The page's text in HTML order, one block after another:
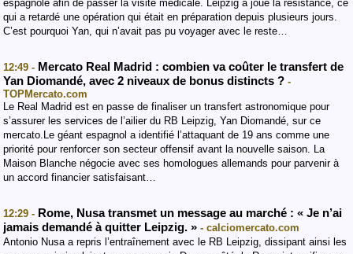
espagnole afin de passer la visite médicale. Leipzig a joué la résistance, ce
qui a retardé une opération qui était en préparation depuis plusieurs jours.
C’est pourquoi Yan, qui n’avait pas pu voyager avec le reste…
12:49 - Mercato Real Madrid : combien va coûter le transfert de
Yan Diomandé, avec 2 niveaux de bonus distincts ? -
TOPMercato.com
Le Real Madrid est en passe de finaliser un transfert astronomique pour
s’assurer les services de l’ailier du RB Leipzig, Yan Diomandé, sur ce
mercato.Le géant espagnol a identifié l’attaquant de 19 ans comme une
priorité pour renforcer son secteur offensif avant la nouvelle saison. La
Maison Blanche négocie avec ses homologues allemands pour parvenir à
un accord financier satisfaisant…
12:29 - Rome, Nusa transmet un message au marché : « Je n’ai
jamais demandé à quitter Leipzig. » - calciomercato.com
Antonio Nusa a repris l’entraînement avec le RB Leipzig, dissipant ainsi les